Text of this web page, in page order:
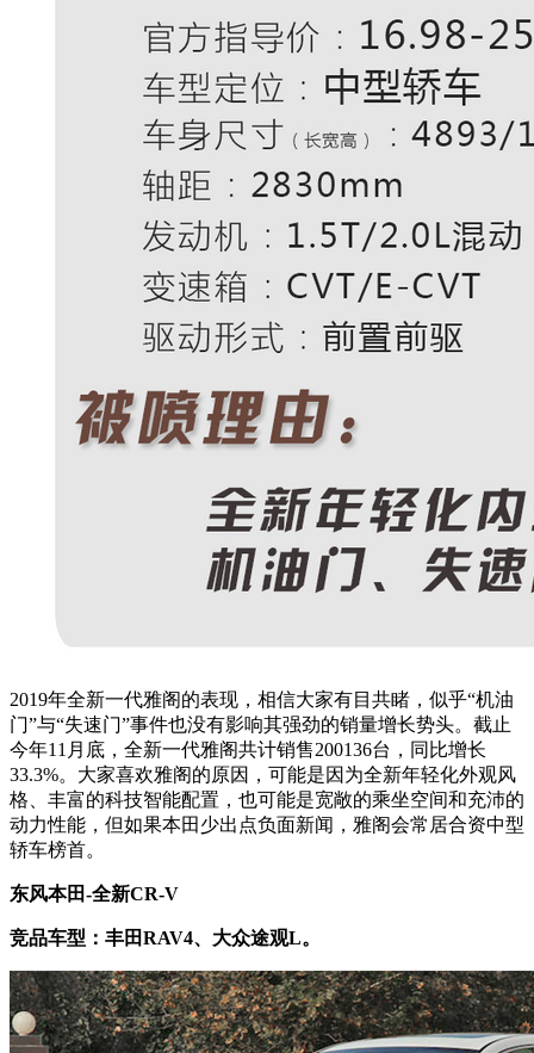
2019年全新一代雅阁的表现，相信大家有目共睹，似乎“机油
门”与“失速门”事件也没有影响其强劲的销量增长势头。截止
今年11月底，全新一代雅阁共计销售200136台，同比增长
33.3%。大家喜欢雅阁的原因，可能是因为全新年轻化外观风
格、丰富的科技智能配置，也可能是宽敞的乘坐空间和充沛的
动力性能，但如果本田少出点负面新闻，雅阁会常居合资中型
轿车榜首。
东风本田-全新CR-V
竞品车型：丰田RAV4、大众途观L。